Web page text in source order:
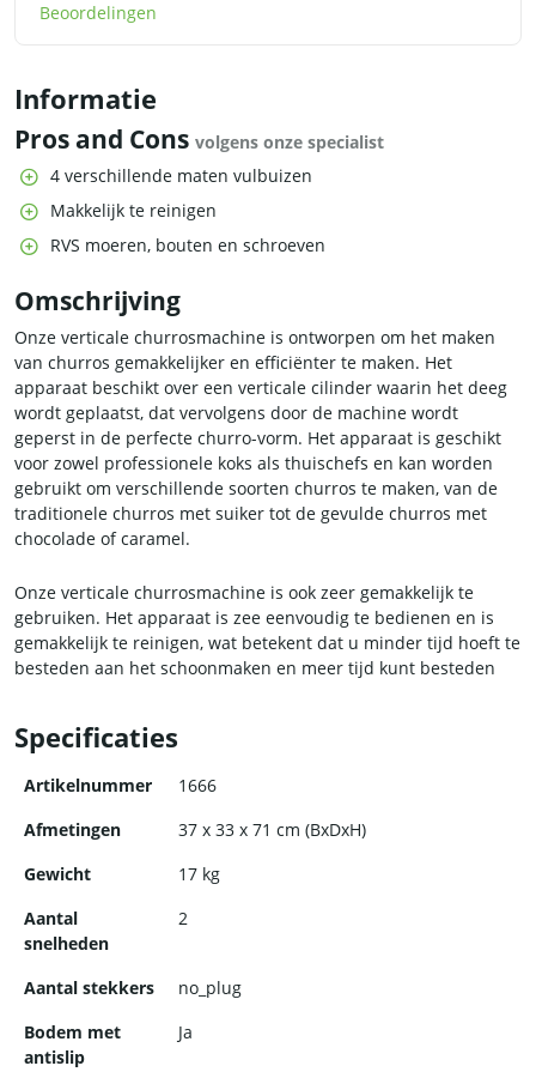
Beoordelingen
Informatie
Pros and Cons volgens onze specialist
4 verschillende maten vulbuizen
Makkelijk te reinigen
RVS moeren, bouten en schroeven
Omschrijving
Onze verticale churrosmachine is ontworpen om het maken
van churros gemakkelijker en efficiënter te maken. Het
apparaat beschikt over een verticale cilinder waarin het deeg
wordt geplaatst, dat vervolgens door de machine wordt
geperst in de perfecte churro-vorm. Het apparaat is geschikt
voor zowel professionele koks als thuischefs en kan worden
gebruikt om verschillende soorten churros te maken, van de
traditionele churros met suiker tot de gevulde churros met
chocolade of caramel.
Onze verticale churrosmachine is ook zeer gemakkelijk te
gebruiken. Het apparaat is zee eenvoudig te bedienen en is
gemakkelijk te reinigen, wat betekent dat u minder tijd hoeft te
besteden aan het schoonmaken en meer tijd kunt besteden
mee te gaan.
Specificaties
Artikelnummer
1666
Afmetingen
37 x 33 x 71 cm (BxDxH)
Gewicht
17 kg
Aantal
snelheden
2
Aantal stekkers
no_plug
Bodem met
antislip
Ja